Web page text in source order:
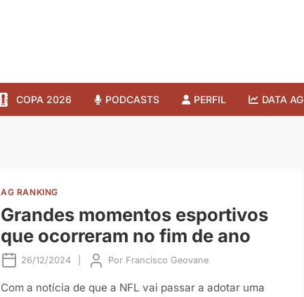
COPA 2026 PODCASTS PERFIL DATA AG
AG RANKING
Grandes momentos esportivos
que ocorreram no fim de ano
26/12/2024 Por Francisco Geovane
Com a notícia de que a NFL vai passar a adotar uma